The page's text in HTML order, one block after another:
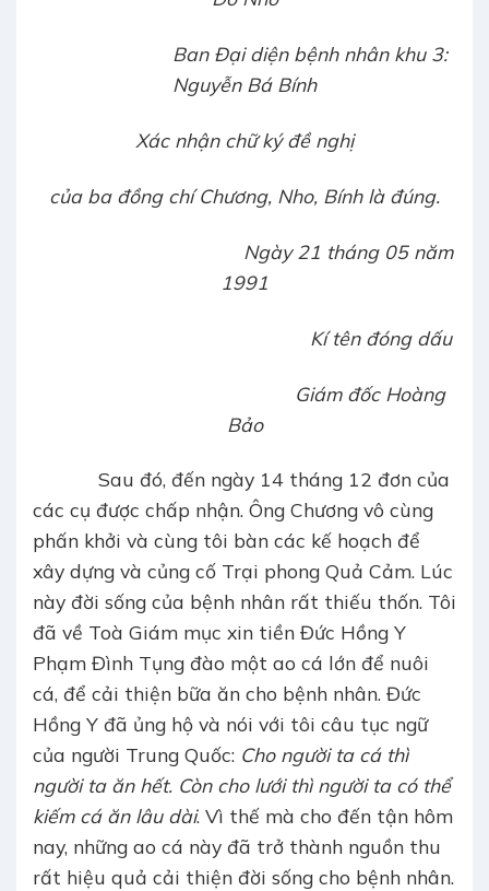
Ban Đại diện bệnh nhân khu 3:
Nguyễn Bá Bính
Xác nhận chữ ký đề nghị
của ba đồng chí Chương, Nho, Bính là đúng.
Ngày 21 tháng 05 năm
1991
Kí tên đóng dấu
Giám đốc Hoàng
Bảo
Sau đó, đến ngày 14 tháng 12 đơn của
các cụ được chấp nhận. Ông Chương vô cùng
phấn khởi và cùng tôi bàn các kế hoạch để
xây dựng và củng cố Trại phong Quả Cảm. Lúc
này đời sống của bệnh nhân rất thiếu thốn. Tôi
đã về Toà Giám mục xin tiền Đức Hồng Y
Phạm Đình Tụng đào một ao cá lớn để nuôi
cá, để cải thiện bữa ăn cho bệnh nhân. Đức
Hồng Y đã ủng hộ và nói với tôi câu tục ngữ
của người Trung Quốc: Cho người ta cá thì
người ta ăn hết. Còn cho lưới thì người ta có thể
kiếm cá ăn lâu dài. Vì thế mà cho đến tận hôm
nay, những ao cá này đã trở thành nguồn thu
rất hiệu quả cải thiện đời sống cho bệnh nhân.